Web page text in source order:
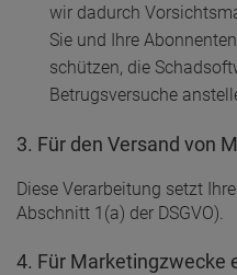
wir dadurch
Sie und Ihre
schützen, die
Betrugsversuche
3. Für den Versand von
Diese Verarbeitung setzt
Abschnitt 1(a) der DSGVO).
4. Für Marketingzwecke